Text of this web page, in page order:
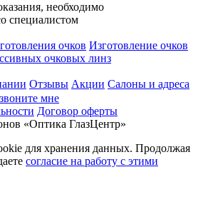
необходимо
специалистом
очков Изготовление очков
очковых линз
Отзывы Акции Салоны и адреса
мне
Договор оферты
«Оптика ГлазЦентр»
для хранения данных. Продолжая
согласие на работу с этими